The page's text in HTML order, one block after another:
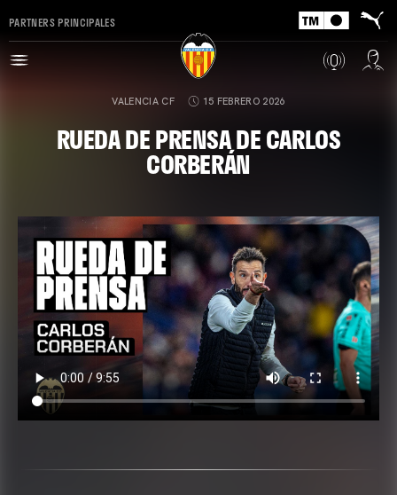
PARTNERS PRINCIPALES
VALENCIA CF 15 FEBRERO 2026
RUEDA DE PRENSA DE CARLOS
CORBERÁN